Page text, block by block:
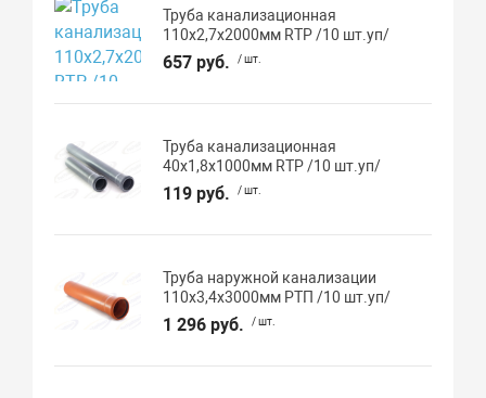
Труба канализационная
110х2,7х2000мм RTP /10 шт.уп/
657 руб. / шт.
Труба канализационная
40х1,8х1000мм RTP /10 шт.уп/
119 руб. / шт.
Труба наружной канализации
110х3,4х3000мм РТП /10 шт.уп/
1 296 руб. / шт.